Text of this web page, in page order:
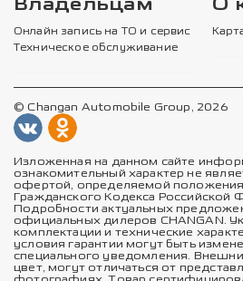
Онлайн запись на ТО и сервис
Техническое обслуживание
© Changan Automobile Group, 2026
Изложенная на данном сайте
ознакомительный характер не
офертой, определяемой
Гражданского Кодекса Российской
Подробности актуальных
официальных дилеров CHANGAN.
комплектации и технические
условия гарантии могут быть
специального уведомления.
цвет, могут отличаться от